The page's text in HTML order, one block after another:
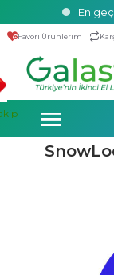
En
Favori Ürünlerim